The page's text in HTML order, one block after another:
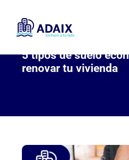
5 tipos de suelo
renovar tu vivienda